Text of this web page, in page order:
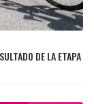
DE LA ETAPA